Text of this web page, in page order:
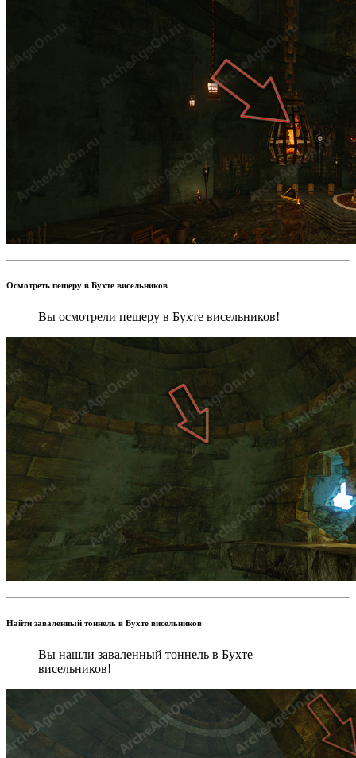
Осмотреть пещеру в Бухте висельников
Вы осмотрели пещеру в Бухте висельников!
Найти заваленный тоннель в Бухте висельников
Вы нашли заваленный тоннель в Бухте
висельников!